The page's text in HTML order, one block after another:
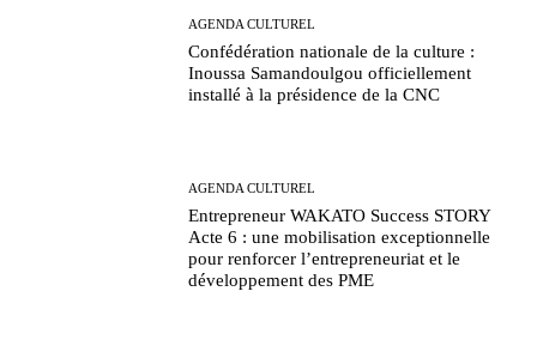
AGENDA CULTUREL
Confédération nationale de la culture :
Inoussa Samandoulgou officiellement
installé à la présidence de la CNC
AGENDA CULTUREL
Entrepreneur WAKATO Success STORY
Acte 6 : une mobilisation exceptionnelle
pour renforcer l’entrepreneuriat et le
développement des PME